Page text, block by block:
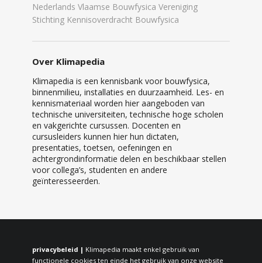
Nederlands Vlaamse Bouwfysica Vereniging
Stichting Kennisoverdracht Bouwfysica
Over Klimapedia
Klimapedia is een kennisbank voor bouwfysica,
binnenmilieu, installaties en duurzaamheid. Les- en
kennismateriaal worden hier aangeboden van
technische universiteiten, technische hoge scholen
en vakgerichte cursussen. Docenten en
cursusleiders kunnen hier hun dictaten,
presentaties, toetsen, oefeningen en
achtergrondinformatie delen en beschikbaar stellen
voor collega’s, studenten en andere
geïnteresseerden.
privacybeleid | Klimapedia maakt enkel gebruik van
functionele cookies ten einde het gebruik van onze website